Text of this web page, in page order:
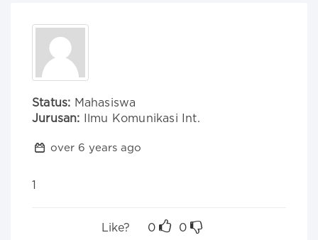
Status: Mahasiswa
Jurusan: Ilmu Komunikasi Int.
over 6 years ago
1
Like? 0 0